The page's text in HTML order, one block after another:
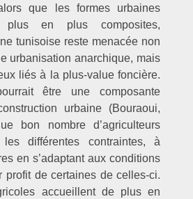
que les formes urbaines
plus en plus composites,
tunisoise reste menacée non
urbanisation anarchique, mais
liés à la plus-value foncière.
être une composante
urbaine (Bouraoui,
bon nombre d’agriculteurs
différentes contraintes, à
en s’adaptant aux conditions
profit de certaines de celles-ci.
accueillent de plus en